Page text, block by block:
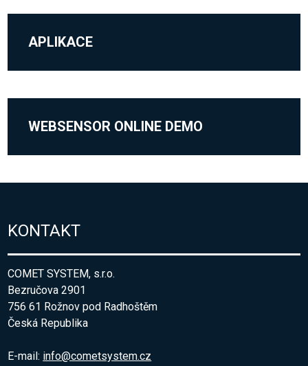
APLIKACE
WEBSENSOR ONLINE DEMO
KONTAKT
COMET SYSTEM, s.r.o.
Bezručova 2901
756 61 Rožnov pod Radhoštěm
Česká Republika
E-mail: info@cometsystem.cz